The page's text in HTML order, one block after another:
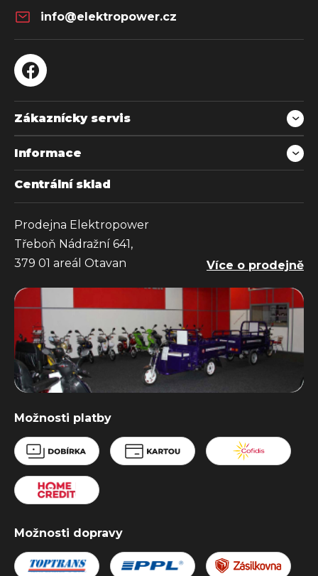
info@elektropower.cz
Zákaznícky servis
Informace
Centrální sklad
Prodejna Elektropower
Třeboň Nádražní 641,
379 01 areál Otavan
Více o prodejně
Možnosti platby
Možnosti dopravy